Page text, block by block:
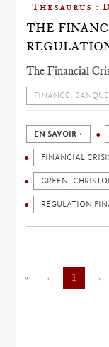
Thesaurus :
THE
The Financial
FINANCE,
EN SAVOIR +
FINANCIAL
GREEN,
RÉGULATION
« ← 1 →